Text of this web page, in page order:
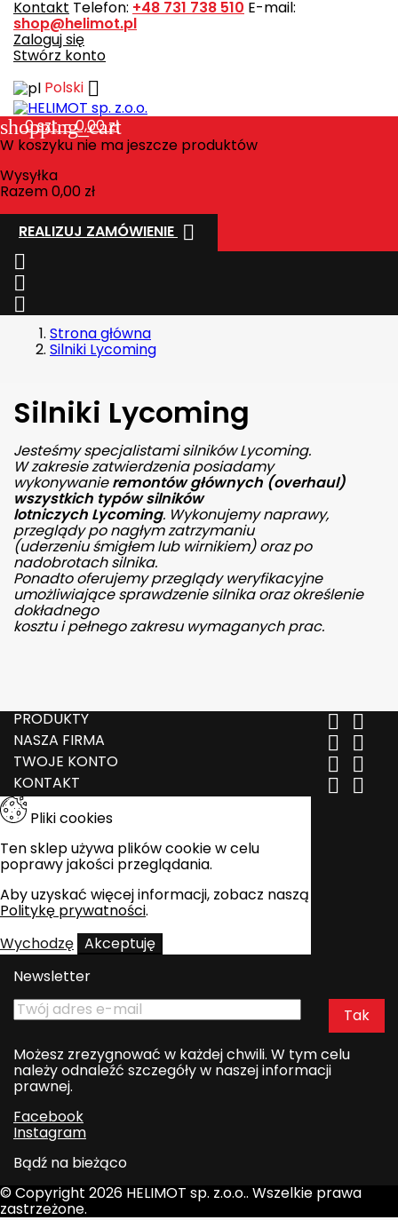
Kontakt Telefon: +48 731 738 510 E-mail:
shop@helimot.pl
Zaloguj się
Stwórz konto
Polski 
shopping_cart
0szt. - 0,00 zł
W koszyku nie ma jeszcze produktów
Wysyłka
Razem0,00 zł
REALIZUJ ZAMÓWIENIE 



Strona główna
Silniki Lycoming
Silniki Lycoming
Jesteśmy specjalistami silników Lycoming.
W zakresie zatwierdzenia posiadamy
wykonywanieremontów głównych (overhaul)
wszystkich typów silników
lotniczych Lycoming. Wykonujemy naprawy,
przeglądy po nagłym zatrzymaniu
(uderzeniu śmigłem lub wirnikiem)oraz po
nadobrotach silnika.
Ponadto oferujemy przeglądy weryfikacyjne
umożliwiające sprawdzenie silnika oraz określenie
dokładnego
kosztu i pełnego zakresu wymaganych prac.
PRODUKTY  
NASZA FIRMA  
TWOJE KONTO  
KONTAKT  
Pliki cookies
Ten sklep używa plików cookie w celu
poprawy jakości przeglądania.
Aby uzyskać więcej informacji, zobacz naszą
Politykę prywatności.
Wychodzę Akceptuję
Newsletter
Możesz zrezygnować w każdej chwili. W tym celu
należy odnaleźć szczegóły w naszej informacji
prawnej.
Facebook
Instagram
Bądź na bieżąco
© Copyright 2026 HELIMOT sp. z.o.o.. Wszelkie prawa
zastrzeżone.